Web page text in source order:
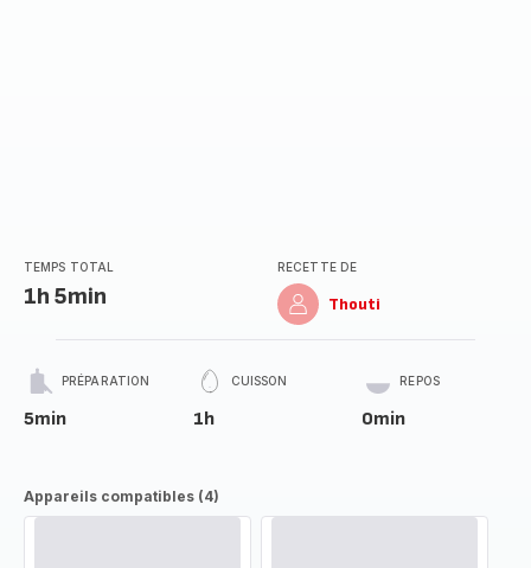
TEMPS TOTAL
1h 5min
RECETTE DE
Thouti
PRÉPARATION
5min
CUISSON
1h
REPOS
0min
Appareils compatibles (4)